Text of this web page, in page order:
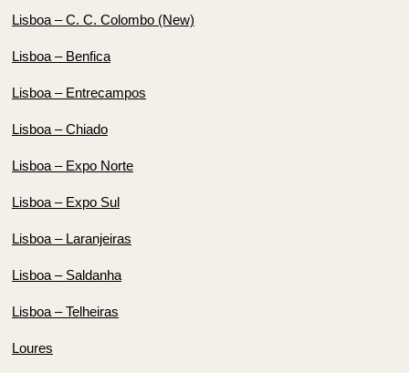
Lisboa – C. C. Colombo (New)
Lisboa – Benfica
Lisboa – Entrecampos
Lisboa – Chiado
Lisboa – Expo Norte
Lisboa – Expo Sul
Lisboa – Laranjeiras
Lisboa – Saldanha
Lisboa – Telheiras
Loures